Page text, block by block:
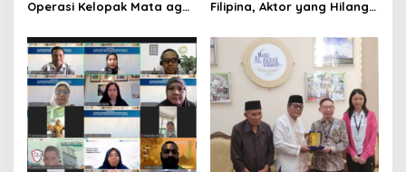
Operasi Kelopak Mata agar
Jadi Ikonnya
Filipina, Aktor yang Hilang
Ribuan Fans